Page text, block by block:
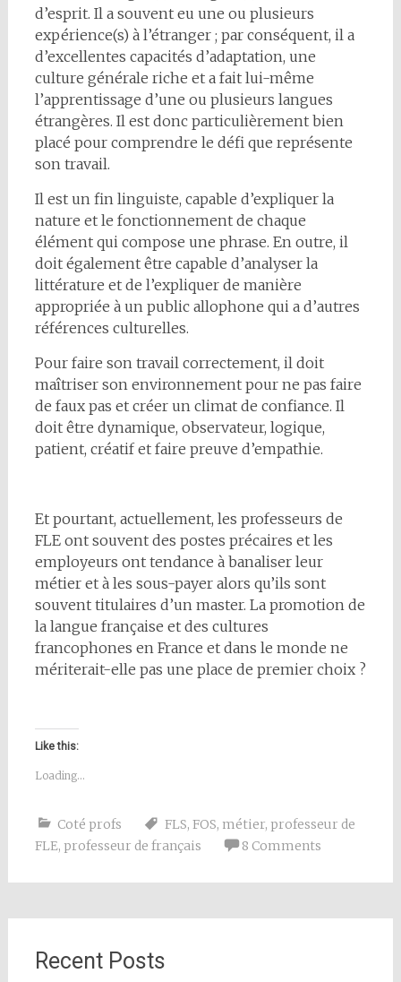
d’esprit. Il a souvent eu une ou plusieurs
expérience(s) à l’étranger ; par conséquent, il a
d’excellentes capacités d’adaptation, une
culture générale riche et a fait lui-même
l’apprentissage d’une ou plusieurs langues
étrangères. Il est donc particulièrement bien
placé pour comprendre le défi que représente
son travail.
Il est un fin linguiste, capable d’expliquer la
nature et le fonctionnement de chaque
élément qui compose une phrase. En outre, il
doit également être capable d’analyser la
littérature et de l’expliquer de manière
appropriée à un public allophone qui a d’autres
références culturelles.
Pour faire son travail correctement, il doit
maîtriser son environnement pour ne pas faire
de faux pas et créer un climat de confiance. Il
doit être dynamique, observateur, logique,
patient, créatif et faire preuve d’empathie.
Et pourtant, actuellement, les professeurs de
FLE ont souvent des postes précaires et les
employeurs ont tendance à banaliser leur
métier et à les sous-payer alors qu’ils sont
souvent titulaires d’un master. La promotion de
la langue française et des cultures
francophones en France et dans le monde ne
mériterait-elle pas une place de premier choix ?
Like this:
Loading...
Coté profs FLS, FOS, métier, professeur de
FLE, professeur de français 8 Comments
Recent Posts